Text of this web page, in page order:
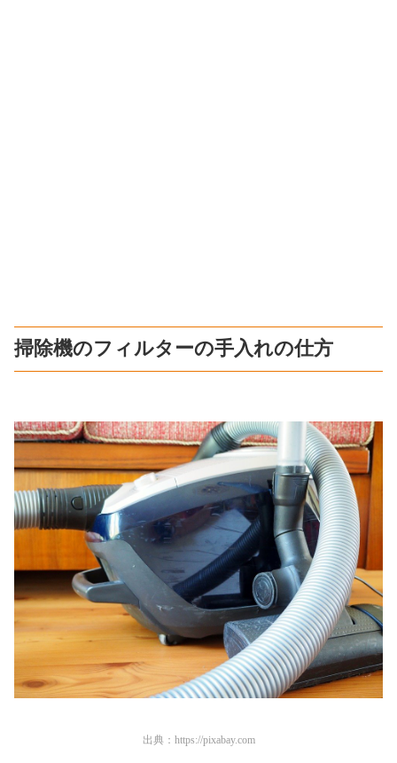
掃除機のフィルターの手入れの仕方
出典： https://pixabay.com